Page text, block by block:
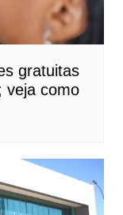
gratuitas
veja como